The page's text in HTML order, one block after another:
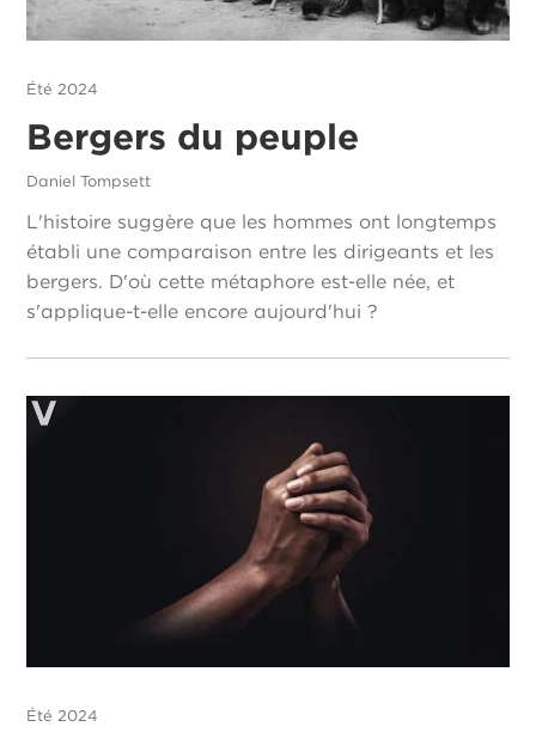
Été 2024
Bergers du peuple
Daniel Tompsett
L'histoire suggère que les hommes ont longtemps
établi une comparaison entre les dirigeants et les
bergers. D'où cette métaphore est-elle née, et
s'applique-t-elle encore aujourd'hui ?
Été 2024